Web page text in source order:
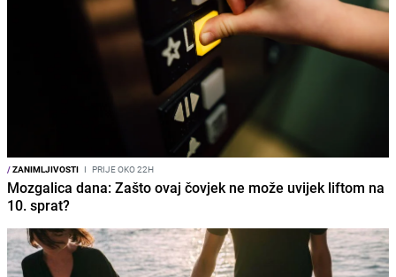
/ZANIMLJIVOSTI I PRIJE OKO 22H
Mozgalica dana: Zašto ovaj čovjek ne može uvijek liftom na
10. sprat?